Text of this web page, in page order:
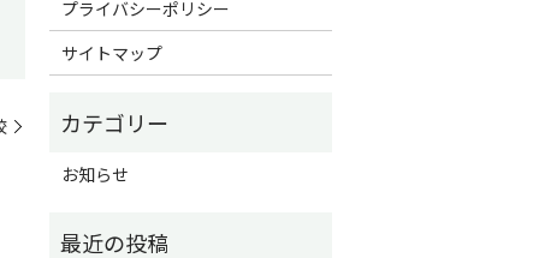
プライバシーポリシー
サイトマップ
お知らせ